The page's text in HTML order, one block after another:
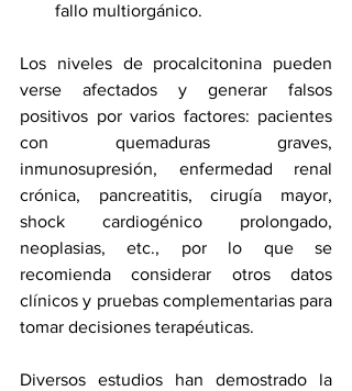
fallo multiorgánico.
Los niveles de procalcitonina pueden
verse afectados y generar falsos
positivos por varios factores: pacientes
con quemaduras graves,
inmunosupresión, enfermedad renal
crónica, pancreatitis, cirugía mayor,
shock cardiogénico prolongado,
neoplasias, etc., por lo que se
recomienda considerar otros datos
clínicos y pruebas complementarias para
tomar decisiones terapéuticas.
Diversos estudios han demostrado la